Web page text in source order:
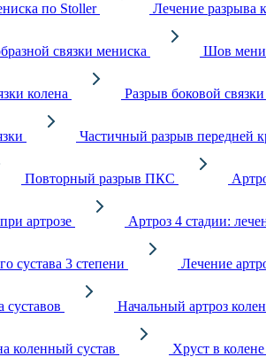
по Stoller Лечение разрыва
связки мениска Шов
колена Разрыв боковой
Частичный разрыв передней
Повторный разрыв ПКС
артрозе Артроз 4 стадии:
сустава 3 степени Лечение
суставов Начальный артроз
коленный сустав Хруст в колене